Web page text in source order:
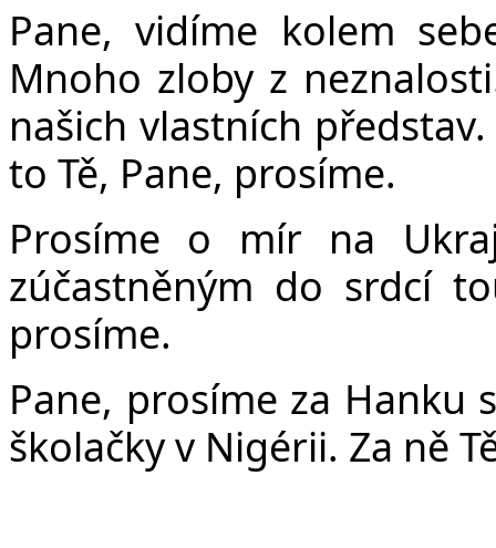
Pane, vidíme kolem
Mnoho zloby z
našich vlastních
to Tě, Pane, prosíme.
Prosíme o mír na
zúčastněným do srdcí
prosíme.
Pane, prosíme za Hanku
školačky v Nigérii. Za ně